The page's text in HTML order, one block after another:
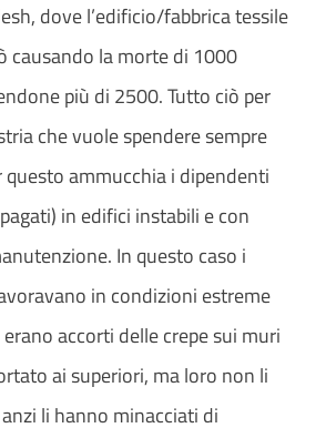
dove l’edificio/fabbrica tessile
causando la morte di 1000
più di 2500. Tutto ciò per
che vuole spendere sempre
questo ammucchia i dipendenti
in edifici instabili e con
In questo caso i
in condizioni estreme
accorti delle crepe sui muri
ai superiori, ma loro non li
li hanno minacciati di